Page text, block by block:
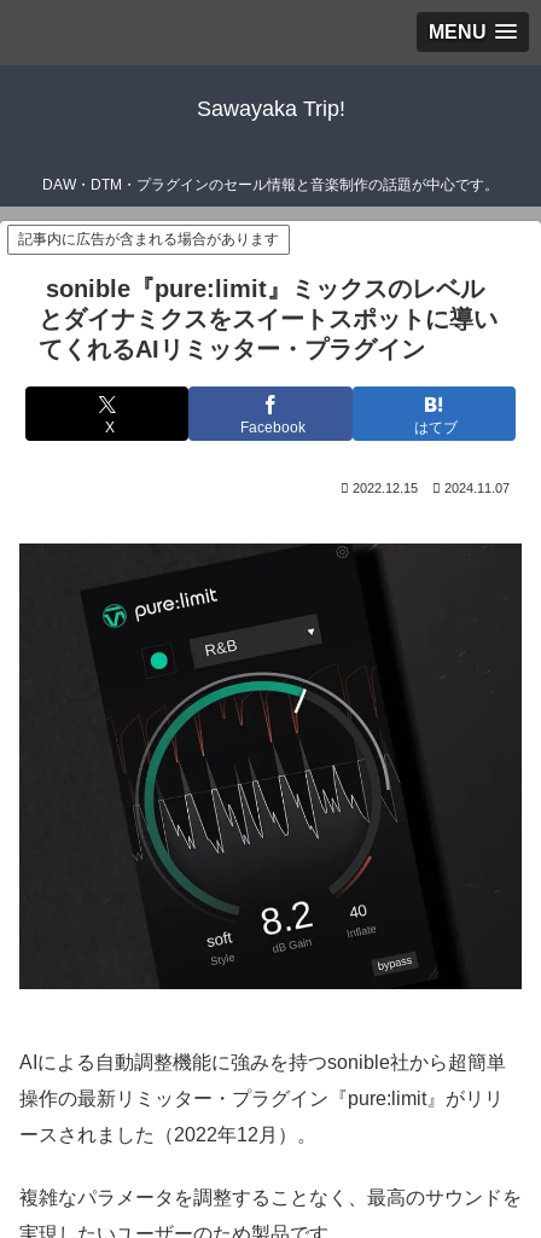
MENU
Sawayaka Trip!
DAW・DTM・プラグインのセール情報と音楽制作の話題が中心です。
記事内に広告が含まれる場合があります
sonible『pure:limit』ミックスのレベル
とダイナミクスをスイートスポットに導い
てくれるAIリミッター・プラグイン
X Facebook はてブ
2022.12.15 2024.11.07
AIによる自動調整機能に強みを持つsonible社から超簡単
操作の最新リミッター・プラグイン『pure:limit』がリリ
ースされました（2022年12月）。
複雑なパラメータを調整することなく、最高のサウンドを
実現したいユーザーのため製品です。